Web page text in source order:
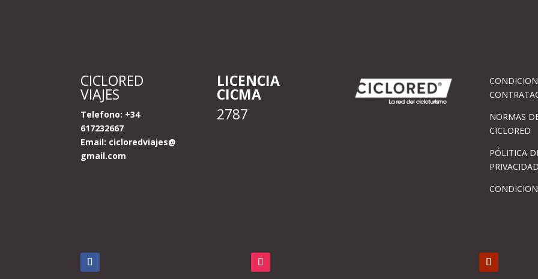
CICLORED
VIAJES
Telefono: +34
617232667
Email: cicloredviajes@
gmail.com
LICENCIA
CICMA
2787
NORMAS
CICLORED
PÓLITICA